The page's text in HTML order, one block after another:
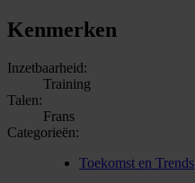
Kenmerken
Inzetbaarheid:
Training
Talen:
Frans
Categorieën:
Toekomst en Trends